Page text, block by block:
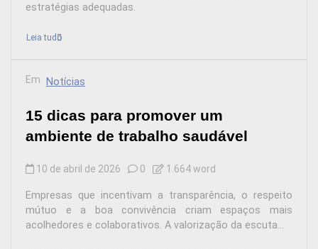
estratégias adequadas.
Leia tudo
Em Notícias
15 dicas para promover um
ambiente de trabalho saudável
10 de abril de 2026 0 1.664 word
Empresas que incentivam a transparência, o respeito
mútuo e a boa convivência criam espaços mais
acolhedores e colaborativos. A valorização da escuta...